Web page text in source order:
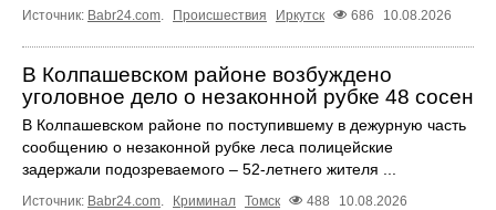
Источник: Babr24.com. Происшествия Иркутск 686 10.08.2026
В Колпашевском районе возбуждено
уголовное дело о незаконной рубке 48 сосен
В Колпашевском районе по поступившему в дежурную часть
сообщению о незаконной рубке леса полицейские
задержали подозреваемого – 52-летнего жителя ...
Источник: Babr24.com. Криминал Томск 488 10.08.2026